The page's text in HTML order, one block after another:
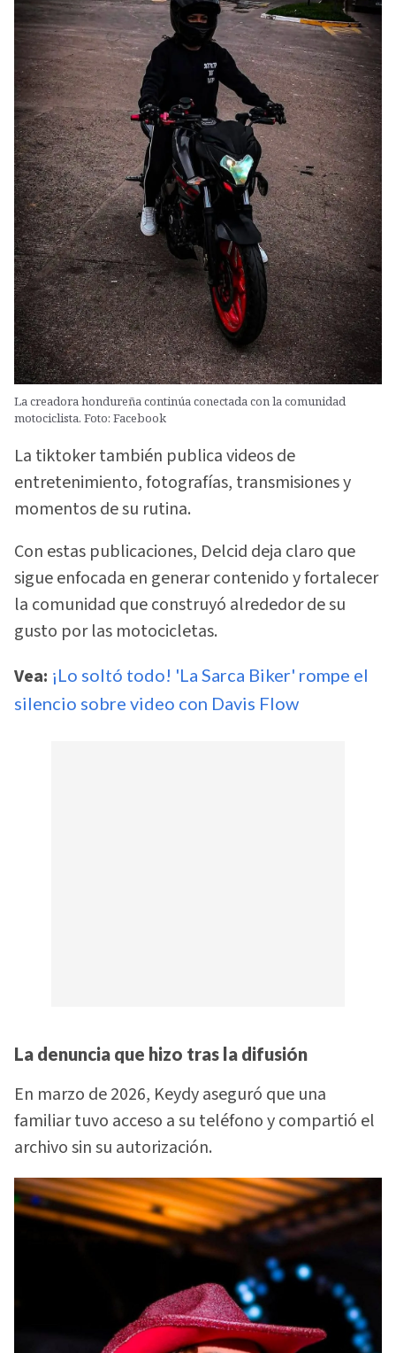
La creadora hondureña continúa conectada con la comunidad
motociclista. Foto: Facebook
La tiktoker también publica videos de
entretenimiento, fotografías, transmisiones y
momentos de su rutina.
Con estas publicaciones, Delcid deja claro que
sigue enfocada en generar contenido y fortalecer
la comunidad que construyó alrededor de su
gusto por las motocicletas.
Vea: ¡Lo soltó todo! 'La Sarca Biker' rompe el
silencio sobre video con Davis Flow
La denuncia que hizo tras la difusión
En marzo de 2026, Keydy aseguró que una
familiar tuvo acceso a su teléfono y compartió el
archivo sin su autorización.